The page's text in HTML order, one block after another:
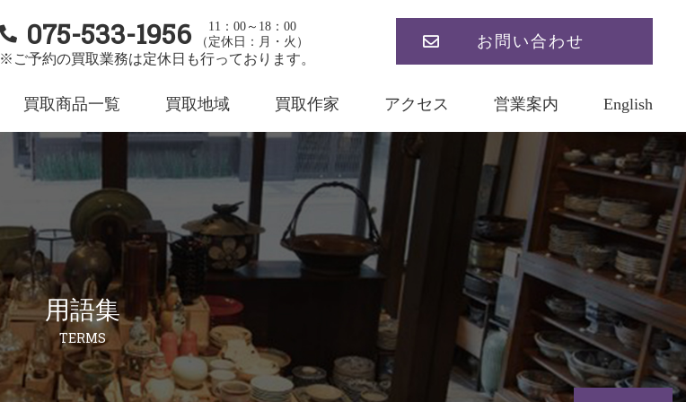
075-533-1956
11：00～18：00
（定休日：月・火）
※ご予約の買取業務は定休日も行っております。
お問い合わせ
買取商品一覧 買取地域 買取作家 アクセス 営業案内 English
用語集
TERMS